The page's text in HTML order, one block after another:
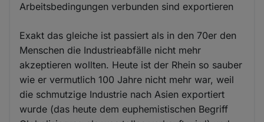
Arbeitsbedingungen verbunden sind exportieren
Exakt das gleiche ist passiert als in den 70er den
Menschen die Industrieabfälle nicht mehr
akzeptieren wollten. Heute ist der Rhein so sauber
wie er vermutlich 100 Jahre nicht mehr war, weil
die schmutzige Industrie nach Asien exportiert
wurde (das heute dem euphemistischen Begriff